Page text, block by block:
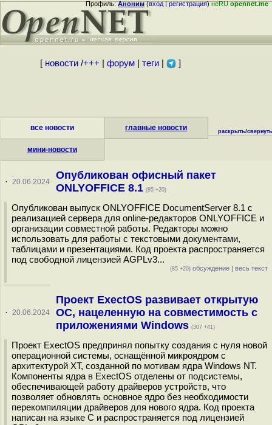
Профиль:Аноним(вход|регистрация)неRUopennet.me
[ новости/+++ форум| теги| ]
все новости главные новости
мини-новости
раскрыть/свернуть
· 20.06.2024
Опубликован офисный пакет
ONLYOFFICE 8.1 (85 +20)
Опубликован выпуск ONLYOFFICE DocumentServer 8.1 с
реализацией сервера для online-редакторов ONLYOFFICE и
организации совместной работы. Редакторы можно
использовать для работы с текстовыми документами,
таблицами и презентациями. Код проекта распространяется
под свободной лицензией AGPLv3...
(85 +20) обсуждение | весь текст
· 20.06.2024
Проект ExectOS развивает открытую
ОС, нацеленную на совместимость с
приложениями Windows (307 +41)
Проект ExectOS предпринял попытку создания с нуля новой
операционной системы, оснащённой микроядром с
архитектурой XT, созданной по мотивам ядра Windows NT.
Компоненты ядра в ExectOS отделены от подсистемы,
обеспечивающей работу драйверов устройств, что
позволяет обновлять основное ядро без необходимости
перекомпиляции драйверов для нового ядра. Код проекта
написан на языке С и распространяется под лицензией